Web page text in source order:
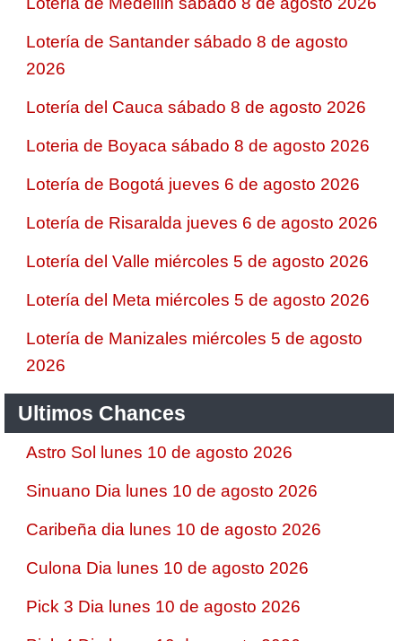
Lotería de Santander sábado 8 de agosto
2026
Lotería del Cauca sábado 8 de agosto 2026
Loteria de Boyaca sábado 8 de agosto 2026
Lotería de Bogotá jueves 6 de agosto 2026
Lotería de Risaralda jueves 6 de agosto 2026
Lotería del Valle miércoles 5 de agosto 2026
Lotería del Meta miércoles 5 de agosto 2026
Lotería de Manizales miércoles 5 de agosto
2026
Ultimos Chances
Astro Sol lunes 10 de agosto 2026
Sinuano Dia lunes 10 de agosto 2026
Caribeña dia lunes 10 de agosto 2026
Culona Dia lunes 10 de agosto 2026
Pick 3 Dia lunes 10 de agosto 2026